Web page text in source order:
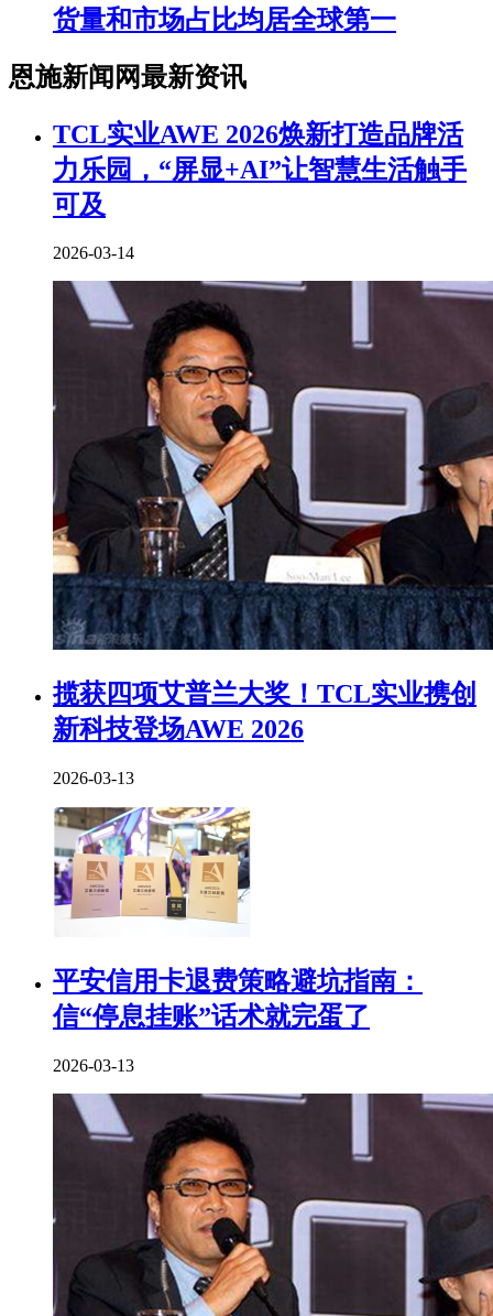
货量和市场占比均居全球第一
恩施新闻网最新资讯
TCL实业AWE 2026焕新打造品牌活
力乐园，“屏显+AI”让智慧生活触手
可及
2026-03-14
揽获四项艾普兰大奖！TCL实业携创
新科技登场AWE 2026
2026-03-13
平安信用卡退费策略避坑指南：
信“停息挂账”话术就完蛋了
2026-03-13